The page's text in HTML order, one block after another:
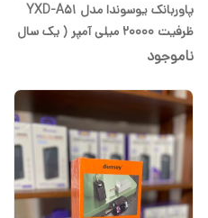
پاوربانک یوسوندا مدل YXD-A51
ظرفیت 20000 میلی آمپر ( یک سال
گارانتی)
ناموجود